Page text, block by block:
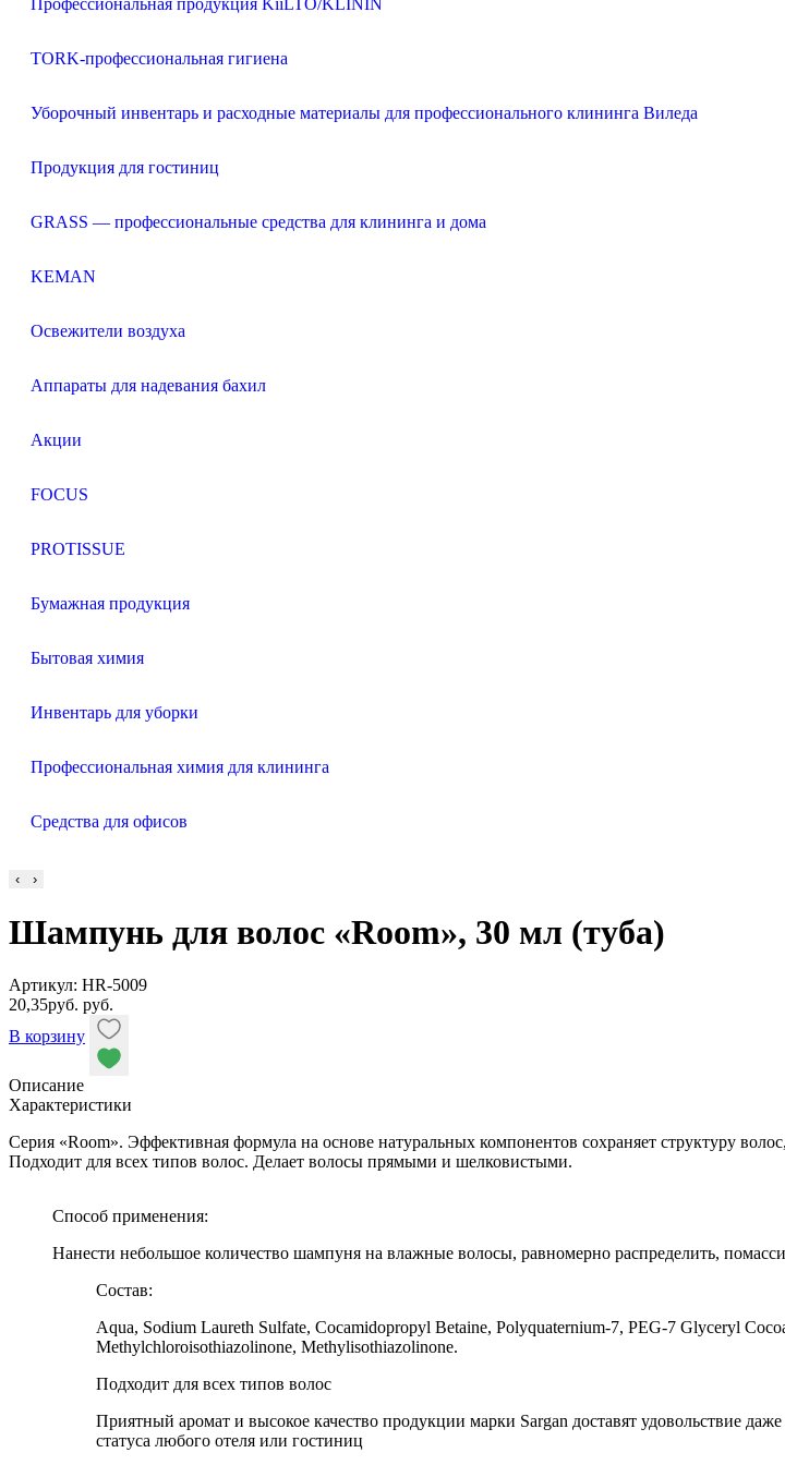
Профессиональная продукция KiiLTO/KLININ
TORK-профессиональная гигиена
Уборочный инвентарь и расходные материалы для профессионального клининга Виледа
Продукция для гостиниц
GRASS — профессиональные средства для клининга и дома
KEMAN
Освежители воздуха
Аппараты для надевания бахил
Акции
FOCUS
PROTISSUE
Бумажная продукция
Бытовая химия
Инвентарь для уборки
Профессиональная химия для клининга
Средства для офисов
‹ ›
Шампунь для волос «Room», 30 мл (туба)
Артикул: HR-5009
20,35руб. руб.
В корзину
Описание
Характеристики
Серия «Room». Эффективная формула на основе натуральных компонентов сохраняет структуру
Подходит для всех типов волос. Делает волосы прямыми и шелковистыми.
Способ применения:
Нанести небольшое количество шампуня на влажные волосы, равномерно распределить,
Состав:
Aqua, Sodium Laureth Sulfate, Cocamidopropyl Betaine, Polyquaternium-7, PEG-7 Glyceryl
Methylchloroisothiazolinone, Methylisothiazolinone.
Подходит для всех типов волос
Приятный аромат и высокое качество продукции марки Sargan доставят удовольствие
статуса любого отеля или гостиниц